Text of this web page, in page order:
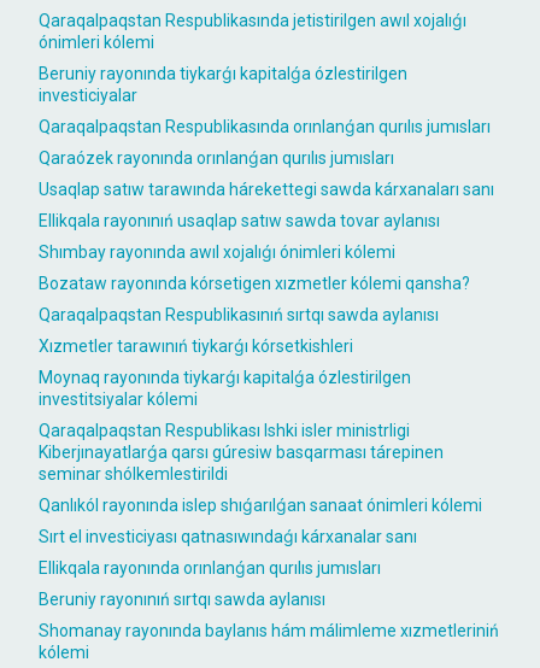
Qaraqalpaqstan Respublikasında jetistirilgen awıl xojalıǵı
ónimleri kólemi
Beruniy rayonında tiykarǵı kapitalǵa ózlestirilgen
investiciyalar
Qaraqalpaqstan Respublikasında orınlanǵan qurılıs jumısları
Qaraózek rayonında orınlanǵan qurılıs jumısları
Usaqlap satıw tarawında hárekettegi sawda kárxanaları sanı
Ellikqala rayonınıń usaqlap satıw sawda tovar aylanısı
Shımbay rayonında awıl xojalıǵı ónimleri kólemi
Bozataw rayonında kórsetigen xızmetler kólemi qansha?
Qaraqalpaqstan Respublikasınıń sırtqı sawda aylanısı
Xızmetler tarawınıń tiykarǵı kórsetkishleri
Moynaq rayonında tiykarǵı kapitalǵa ózlestirilgen
investitsiyalar kólemi
Qaraqalpaqstan Respublikası Ishki isler ministrligi
Kiberjınayatlarǵa qarsı gúresiw basqarması tárepinen
seminar shólkemlestirildi
Qanlıkól rayonında islep shıǵarılǵan sanaat ónimleri kólemi
Sırt el investiciyası qatnasıwındaǵı kárxanalar sanı
Ellikqala rayonında orınlanǵan qurılıs jumısları
Beruniy rayonınıń sırtqı sawda aylanısı
Shomanay rayonında baylanıs hám málimleme xızmetleriniń
kólemi